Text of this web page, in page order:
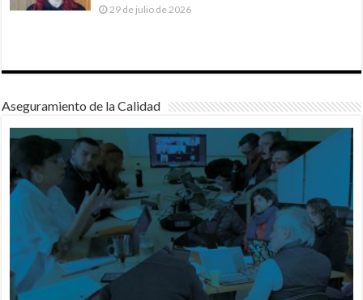
29 de julio de 2026
Aseguramiento de la Calidad